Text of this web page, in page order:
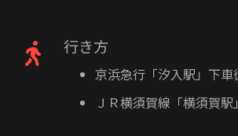
行き方
京浜急行「汐入駅」下車
ＪＲ横須賀線「横須賀